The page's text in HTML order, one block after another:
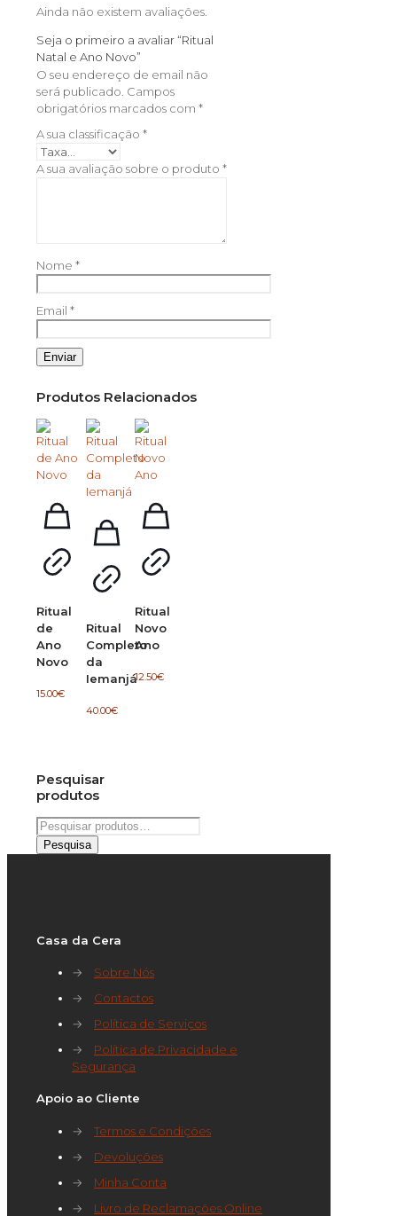
Ainda não existem avaliações.
Seja o primeiro a avaliar “Ritual
Natal e Ano Novo”
O seu endereço de email não
será publicado. Campos
obrigatórios marcados com *
A sua classificação *
A sua avaliação sobre o produto *
Nome *
Email *
Produtos Relacionados
Ritual
de
Ano
Novo
15.00€
Ritual
Completo
da
Iemanjá
40.00€
Ritual
Novo
Ano
12.50€
Pesquisar
produtos
Pesquisar
por:
Pesquisa
Casa da Cera
→
Sobre Nós
→
Contactos
→
Política de Serviços
→
Política de Privacidade e
Segurança
Apoio ao Cliente
→
Termos e Condições
→
Devoluções
→
Minha Conta
→
Livro de Reclamações Online